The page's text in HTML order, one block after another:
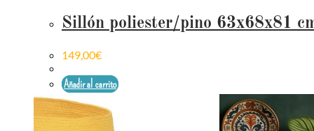
Sillón poliester/pino 63x68x81
149,00€
Añadir al carrito